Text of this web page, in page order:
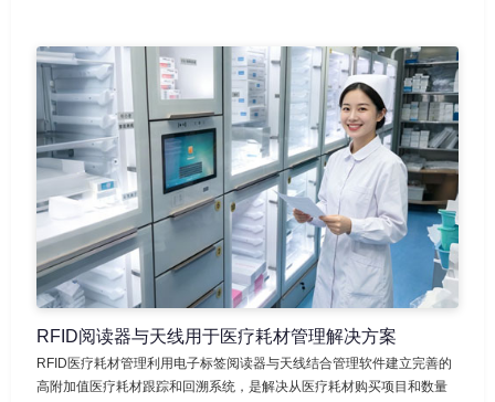
RFID阅读器与天线用于医疗耗材管理解决方案
RFID医疗耗材管理利用电子标签阅读器与天线结合管理软件建立完善的
高附加值医疗耗材跟踪和回溯系统，是解决从医疗耗材购买项目和数量